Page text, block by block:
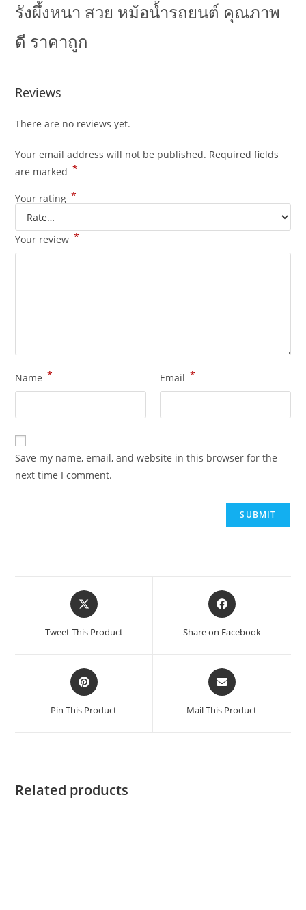
รังผึ้งหนา สวย หม้อน้ำรถยนต์ คุณภาพ
ดี ราคาถูก
Reviews
There are no reviews yet.
Your email address will not be published. Required fields
are marked *
Your rating *
Your review *
Name * Email *
Save my name, email, and website in this browser for the
next time I comment.
Tweet This Product Share on Facebook
Pin This Product Mail This Product
Related products